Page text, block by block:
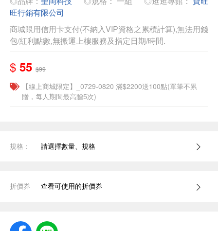
旺行銷有限公司
商城限用信用卡支付(不納入VIP資格之累積計算),無法用錢
包/紅利點數,無搬運上樓服務及指定日期/時間.
$ 55 $99
【線上商城限定】_0729-0820 滿$2200送100點(單筆不累
贈，每人期間最高贈5次)
規格： 請選擇數量、規格
折價券 查看可使用的折價券